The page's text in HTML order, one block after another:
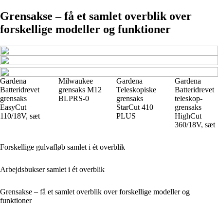
Grensakse – få et samlet overblik over
forskellige modeller og funktioner
Gardena
Batteridrevet
grensaks
EasyCut
110/18V, sæt
Milwaukee
grensaks M12
BLPRS-0
Gardena
Teleskopiske
grensaks
StarCut 410
PLUS
Gardena
Batteridrevet
teleskop-
grensaks
HighCut
360/18V, sæt
Forskellige gulvafløb samlet i ét overblik
Arbejdsbukser samlet i ét overblik
Grensakse – få et samlet overblik over forskellige modeller og
funktioner